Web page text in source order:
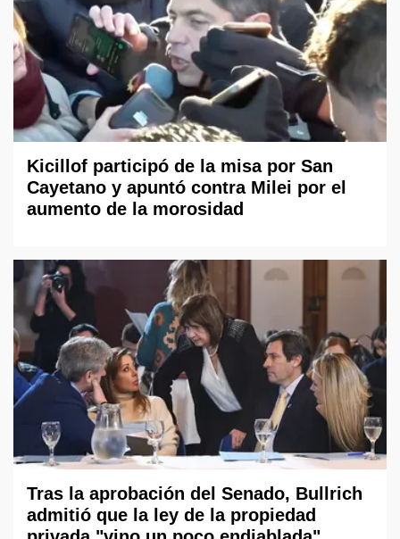
Kicillof participó de la misa por San
Cayetano y apuntó contra Milei por el
aumento de la morosidad
Tras la aprobación del Senado, Bullrich
admitió que la ley de la propiedad